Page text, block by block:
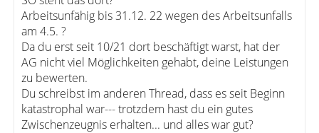
Arbeitsunfähig bis 31.12. 22 wegen des Arbeitsunfalls
am 4.5. ?
Da du erst seit 10/21 dort beschäftigt warst, hat der
AG nicht viel Möglichkeiten gehabt, deine Leistungen
zu bewerten.
Du schreibst im anderen Thread, dass es seit Beginn
katastrophal war--- trotzdem hast du ein gutes
Zwischenzeugnis erhalten... und alles war gut?